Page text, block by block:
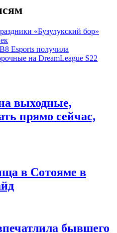
«Бузулукский бор»
Esports получила
на DreamLeague S22
выходные,
прямо сейчас,
в Сотояме в
бывшего